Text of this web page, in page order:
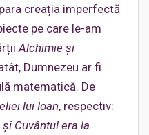
creația imperfectă
pe care le-am
Alchimie și
Dumnezeu ar fi
matematică. De
lui Ioan, respectiv:
Cuvântul era la